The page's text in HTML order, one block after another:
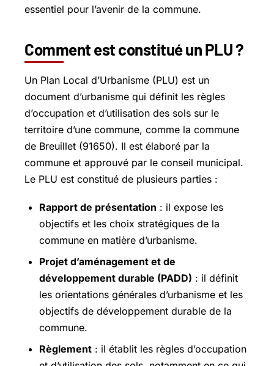
essentiel pour l’avenir de la commune.
Comment est constitué un PLU ?
Un Plan Local d’Urbanisme (PLU) est un
document d’urbanisme qui définit les règles
d’occupation et d’utilisation des sols sur le
territoire d’une commune, comme la commune
de Breuillet (91650). Il est élaboré par la
commune et approuvé par le conseil municipal.
Le PLU est constitué de plusieurs parties :
Rapport de présentation : il expose les
objectifs et les choix stratégiques de la
commune en matière d’urbanisme.
Projet d’aménagement et de
développement durable (PADD) : il définit
les orientations générales d’urbanisme et les
objectifs de développement durable de la
commune.
Règlement : il établit les règles d’occupation